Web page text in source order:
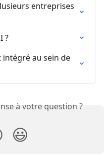
entreprises
?
intégré au sein de
à votre question ?
😃